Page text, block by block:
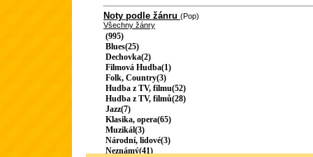
Noty podle žánru (Pop)
Všechny žánry
(995)
Blues(25)
Dechovka(2)
Filmová Hudba(1)
Folk, Country(3)
Hudba z TV, filmu(52)
Hudba z TV, filmů(28)
Jazz(7)
Klasika, opera(65)
Muzikál(3)
Národní, lidové(3)
Neznámý(41)